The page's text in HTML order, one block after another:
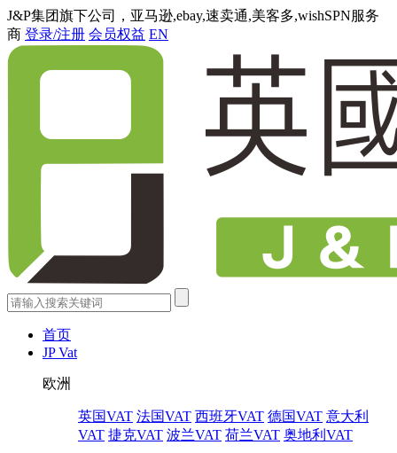
J&P集团旗下公司，亚马逊,ebay,速卖通,美客多,wishSPN服务
商 登录/注册 会员权益 EN
首页
JP Vat
欧洲
英国VAT 法国VAT 西班牙VAT 德国VAT 意大利
VAT 捷克VAT 波兰VAT 荷兰VAT 奥地利VAT